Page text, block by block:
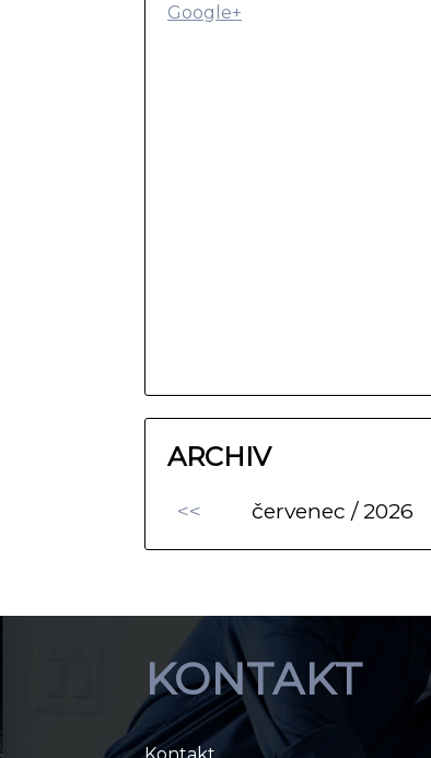
Google+
ARCHIV
<< červenec / 2026
KONTAKT